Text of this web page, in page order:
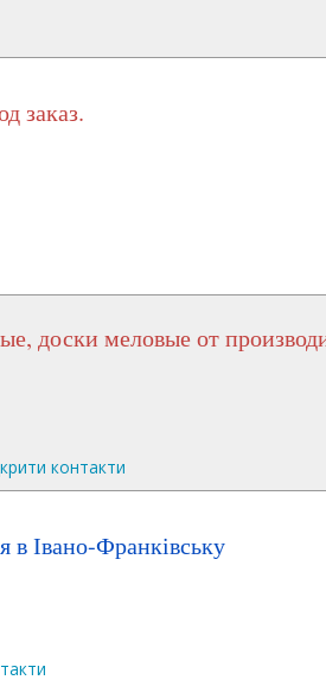
заказ.
контакти
в Івано-Франківську